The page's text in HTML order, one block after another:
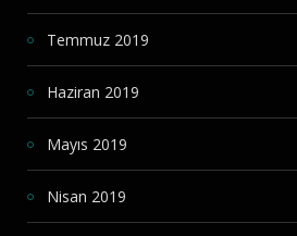
Temmuz 2019
Haziran 2019
Mayıs 2019
Nisan 2019